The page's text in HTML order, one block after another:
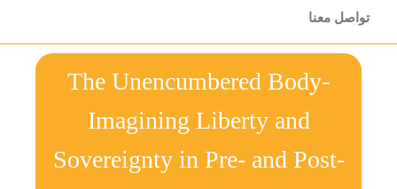
تواصل معنا
The Unencumbered Body-
Imagining Liberty and
Sovereignty in Pre- and Post-